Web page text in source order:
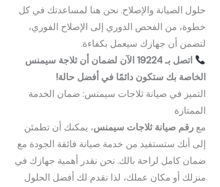
حلول الصيانة والإصلاح. نحن هنا لمساعدتك في كل
خطوة، من الفحص الدوري إلى الإصلاح الفوري،
لتضمن أن جهازك سيعمل بكفاءة.
اتصل بـ 19224 الآن لضمان أن ثلاجة سيمنس
الخاصة بك ستكون دائمًا في أفضل حالة!
التميز في صيانة ثلاجات سيمنس: ضمان الخدمة
الممتازة
معرقم صيانة ثلاجات سيمنس، يمكنك أن تطمئن
إلى أنك ستستفيد من خدمة صيانة فائقة الجودة مع
ضمان كامل لراحة بالك. نحن نقدر أهمية جهازك في
منزلك أو مكان عملك، لذا نقدم لك أفضل الحلول